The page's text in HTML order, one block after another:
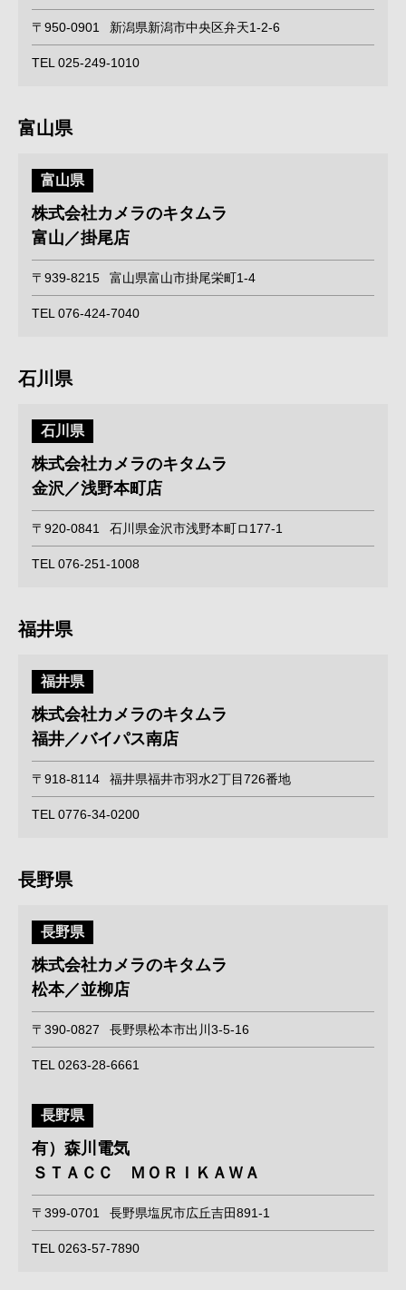
〒950-0901 新潟県新潟市中央区弁天1-2-6
TEL 025-249-1010
富山県
富山県
株式会社カメラのキタムラ
富山／掛尾店
〒939-8215 富山県富山市掛尾栄町1-4
TEL 076-424-7040
石川県
石川県
株式会社カメラのキタムラ
金沢／浅野本町店
〒920-0841 石川県金沢市浅野本町ロ177-1
TEL 076-251-1008
福井県
福井県
株式会社カメラのキタムラ
福井／バイパス南店
〒918-8114 福井県福井市羽水2丁目726番地
TEL 0776-34-0200
長野県
長野県
株式会社カメラのキタムラ
松本／並柳店
〒390-0827 長野県松本市出川3-5-16
TEL 0263-28-6661
長野県
有）森川電気
ＳＴＡＣＣ ＭＯＲＩＫＡＷＡ
〒399-0701 長野県塩尻市広丘吉田891-1
TEL 0263-57-7890